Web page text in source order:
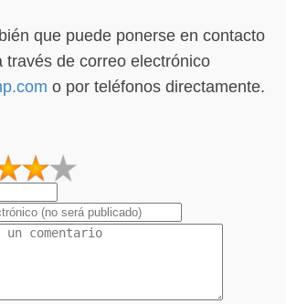
que puede ponerse en contacto
través de correo electrónico
o por teléfonos directamente.